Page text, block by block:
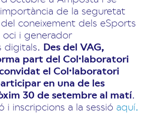
de la seguretat
coneixement dels eSports
i generador
digitals. Des del VAG,
part del Col·laboratori
el Col·laboratori
en una de les
30 de setembre al matí.
i inscripcions a la sessió aquí.